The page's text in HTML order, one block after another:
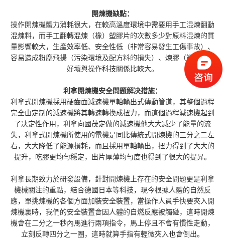
開煉機缺點：
操作開煉機體力消耗很大，在較高溫度環境中需要用手工混煉翻動
混煉料，而手工翻轉混煉（橡）塑膠片的次數多少對原料混煉的質
量影響較大，生產效率低、安全性低（非常容易發生工傷事故）、
容易造成粉塵飛揚（污染環境及配方料的損失）、煉膠（塑）質量
好壞與操作科技關係比較大。
利拿開煉機安全問題解决措施：
利拿式開煉機採用硬齒面減速機單軸輸出式傳動管道，其整個過程
完全由定制的減速機將其轉速轉換成扭力，而這個過程減速機起到
了决定性作用，利拿向國茂定做的減速機他大大减少了能量的流
失，利拿式開煉機所使用的電機是同比傳統式開煉機的三分之二左
右，大大降低了能源損耗，而且採用單軸輸出，扭力得到了大大的
提升，吃膠更均勻穩定，出片厚薄均勻度也得到了很大的提昇。
利拿長期致力於研發設備，針對開煉機上存在的安全問題更是利拿
機械關注的重點，結合德國日本等科技，現今根據人體的自然反
應，單挑煉機的各個方面加裝安全裝置，當操作人員手快要夾入開
煉機裏時，我們的安全裝置會因人體的自燃反應被觸碰，這時開煉
機會在二分之一秒內馬進行兩項指令，馬上停且不會有慣性走動，
立刻反轉四分之一圈，這時就算手指有輕微夾入也會倒出。